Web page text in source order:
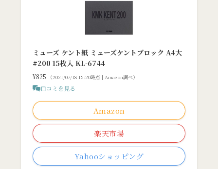
ミューズ ケント紙 ミューズケントブロック A4大
#200 15枚入 KL-6744
¥825 （2021/07/18 15:20時点 | Amazon調べ）
口コミを見る
Amazon
楽天市場
Yahooショッピング